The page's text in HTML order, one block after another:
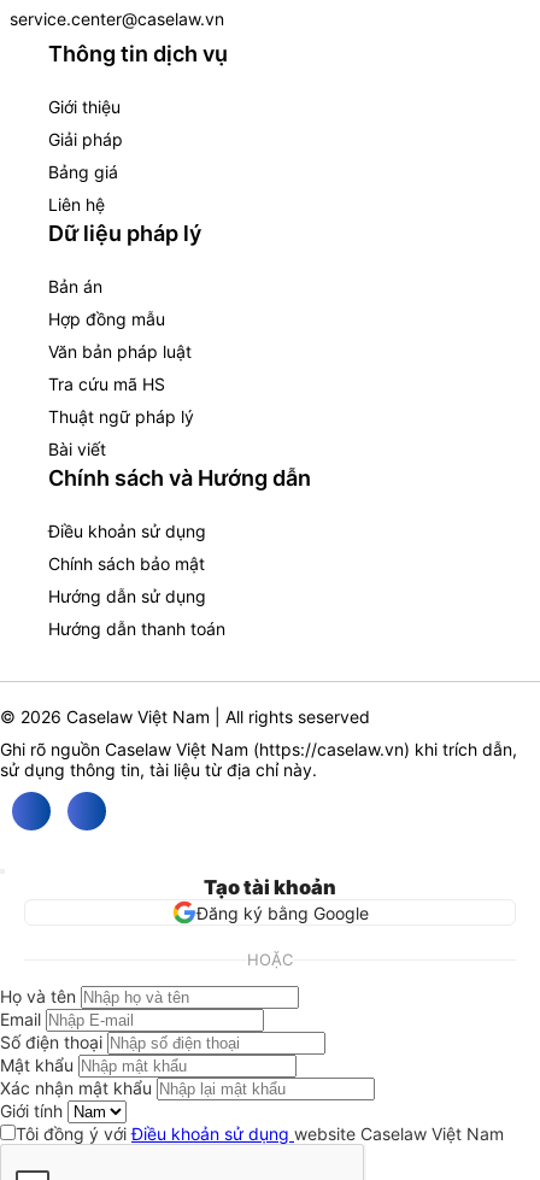
service.center@caselaw.vn
Thông tin dịch vụ
Giới thiệu
Giải pháp
Bảng giá
Liên hệ
Dữ liệu pháp lý
Bản án
Hợp đồng mẫu
Văn bản pháp luật
Tra cứu mã HS
Thuật ngữ pháp lý
Bài viết
Chính sách và Hướng dẫn
Điều khoản sử dụng
Chính sách bảo mật
Hướng dẫn sử dụng
Hướng dẫn thanh toán
© 2026 Caselaw Việt Nam | All rights seserved
Ghi rõ nguồn Caselaw Việt Nam (https://caselaw.vn) khi trích dẫn,
sử dụng thông tin, tài liệu từ địa chỉ này.
Tạo tài khoản
Đăng ký bằng Google
HOẶC
Họ và tên
Email
Số điện thoại
Mật khẩu
Xác nhận mật khẩu
Giới tính
Tôi đồng ý vớiĐiều khoản sử dụng website Caselaw Việt Nam